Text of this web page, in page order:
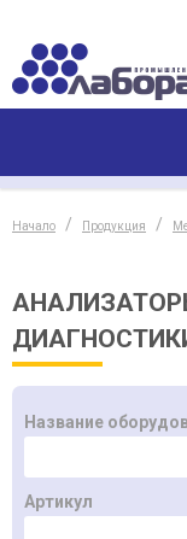
Начало Продукция
Название
Артикул